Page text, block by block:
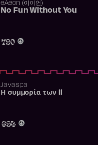
​eAeon (이이언)
No Fun Without You
790
Javaspa
Η συμμορία των 11
694